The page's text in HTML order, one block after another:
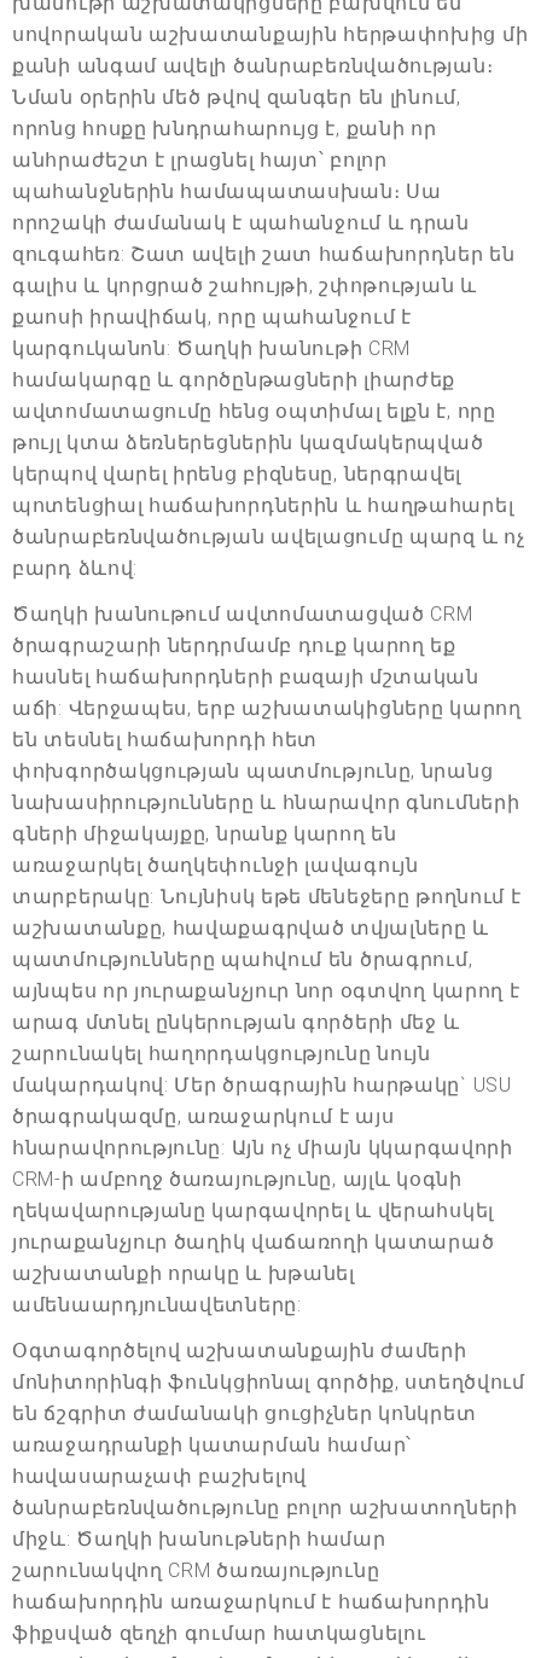
սովորական աշխատանքային հերթափոխից մի
քանի անգամ ավելի ծանրաբեռնվածության։
Նման օրերին մեծ թվով զանգեր են լինում,
որոնց հոսքը խնդրահարույց է, քանի որ
անհրաժեշտ է լրացնել հայտ՝ բոլոր
պահանջներին համապատասխան։ Սա
որոշակի ժամանակ է պահանջում և դրան
զուգահեռ: Շատ ավելի շատ հաճախորդներ են
գալիս և կորցրած շահույթի, շփոթության և
քաոսի իրավիճակ, որը պահանջում է
կարգուկանոն: Ծաղկի խանութի CRM
համակարգը և գործընթացների լիարժեք
ավտոմատացումը հենց օպտիմալ ելքն է, որը
թույլ կտա ձեռներեցներին կազմակերպված
կերպով վարել իրենց բիզնեսը, ներգրավել
պոտենցիալ հաճախորդներին և հաղթահարել
ծանրաբեռնվածության ավելացումը պարզ և ոչ
բարդ ձևով:
Ծաղկի խանութում ավտոմատացված CRM
ծրագրաշարի ներդրմամբ դուք կարող եք
հասնել հաճախորդների բազայի մշտական
աճի: Վերջապես, երբ աշխատակիցները կարող
են տեսնել հաճախորդի հետ
փոխգործակցության պատմությունը, նրանց
նախասիրությունները և հնարավոր գնումների
գների միջակայքը, նրանք կարող են
առաջարկել ծաղկեփունջի լավագույն
տարբերակը: Նույնիսկ եթե մենեջերը թողնում է
աշխատանքը, հավաքագրված տվյալները և
պատմությունները պահվում են ծրագրում,
այնպես որ յուրաքանչյուր նոր օգտվող կարող է
արագ մտնել ընկերության գործերի մեջ և
շարունակել հաղորդակցությունը նույն
մակարդակով: Մեր ծրագրային հարթակը` USU
ծրագրակազմը, առաջարկում է այս
հնարավորությունը: Այն ոչ միայն կկարգավորի
CRM-ի ամբողջ ծառայությունը, այլև կօգնի
ղեկավարությանը կարգավորել և վերահսկել
յուրաքանչյուր ծաղիկ վաճառողի կատարած
աշխատանքի որակը և խթանել
ամենաարդյունավետները:
Օգտագործելով աշխատանքային ժամերի
մոնիտորինգի ֆունկցիոնալ գործիք, ստեղծվում
են ճշգրիտ ժամանակի ցուցիչներ կոնկրետ
առաջադրանքի կատարման համար՝
հավասարաչափ բաշխելով
ծանրաբեռնվածությունը բոլոր աշխատողների
միջև: Ծաղկի խանութների համար
շարունակվող CRM ծառայությունը
հաճախորդին առաջարկում է հաճախորդին
ֆիքսված զեղչի գումար հատկացնելու